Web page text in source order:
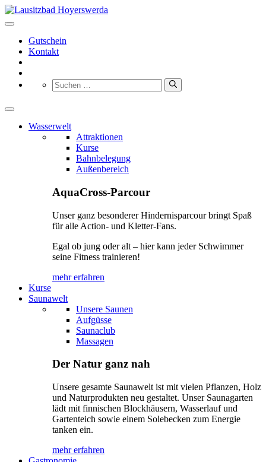
Zum
Inhalt
Gutschein
Kontakt
Suchen
nach:
Wasserwelt
Attraktionen
Kurse
Bahnbelegung
Außenbereich
AquaCross-Parcour
Unser ganz besonderer Hindernisparcour bringt Spaß
für alle Action- und Kletter-Fans.
Egal ob jung oder alt – hier kann jeder Schwimmer
seine Fitness trainieren!
mehr erfahren
Kurse
Saunawelt
Unsere Saunen
Aufgüsse
Saunaclub
Massagen
Der Natur ganz nah
Unsere gesamte Saunawelt ist mit vielen Pflanzen, Holz
und Naturprodukten neu gestaltet. Unser Saunagarten
lädt mit finnischen Blockhäusern, Wasserlauf und
Gartenteich sowie einem Solebecken zum Energie
tanken ein.
mehr erfahren